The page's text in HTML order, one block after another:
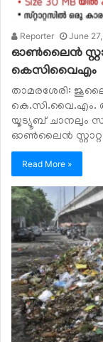
Reporter June
ഓൺലൈൻ
കെസിവൈഎം
താമരശേരി:
കെ.സി.വൈ.എം.
യൂട്യൂബ് ചാനലും
ഓൺലൈൻ
Read More »